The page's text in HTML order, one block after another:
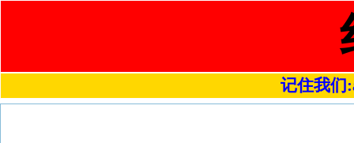
记住我们